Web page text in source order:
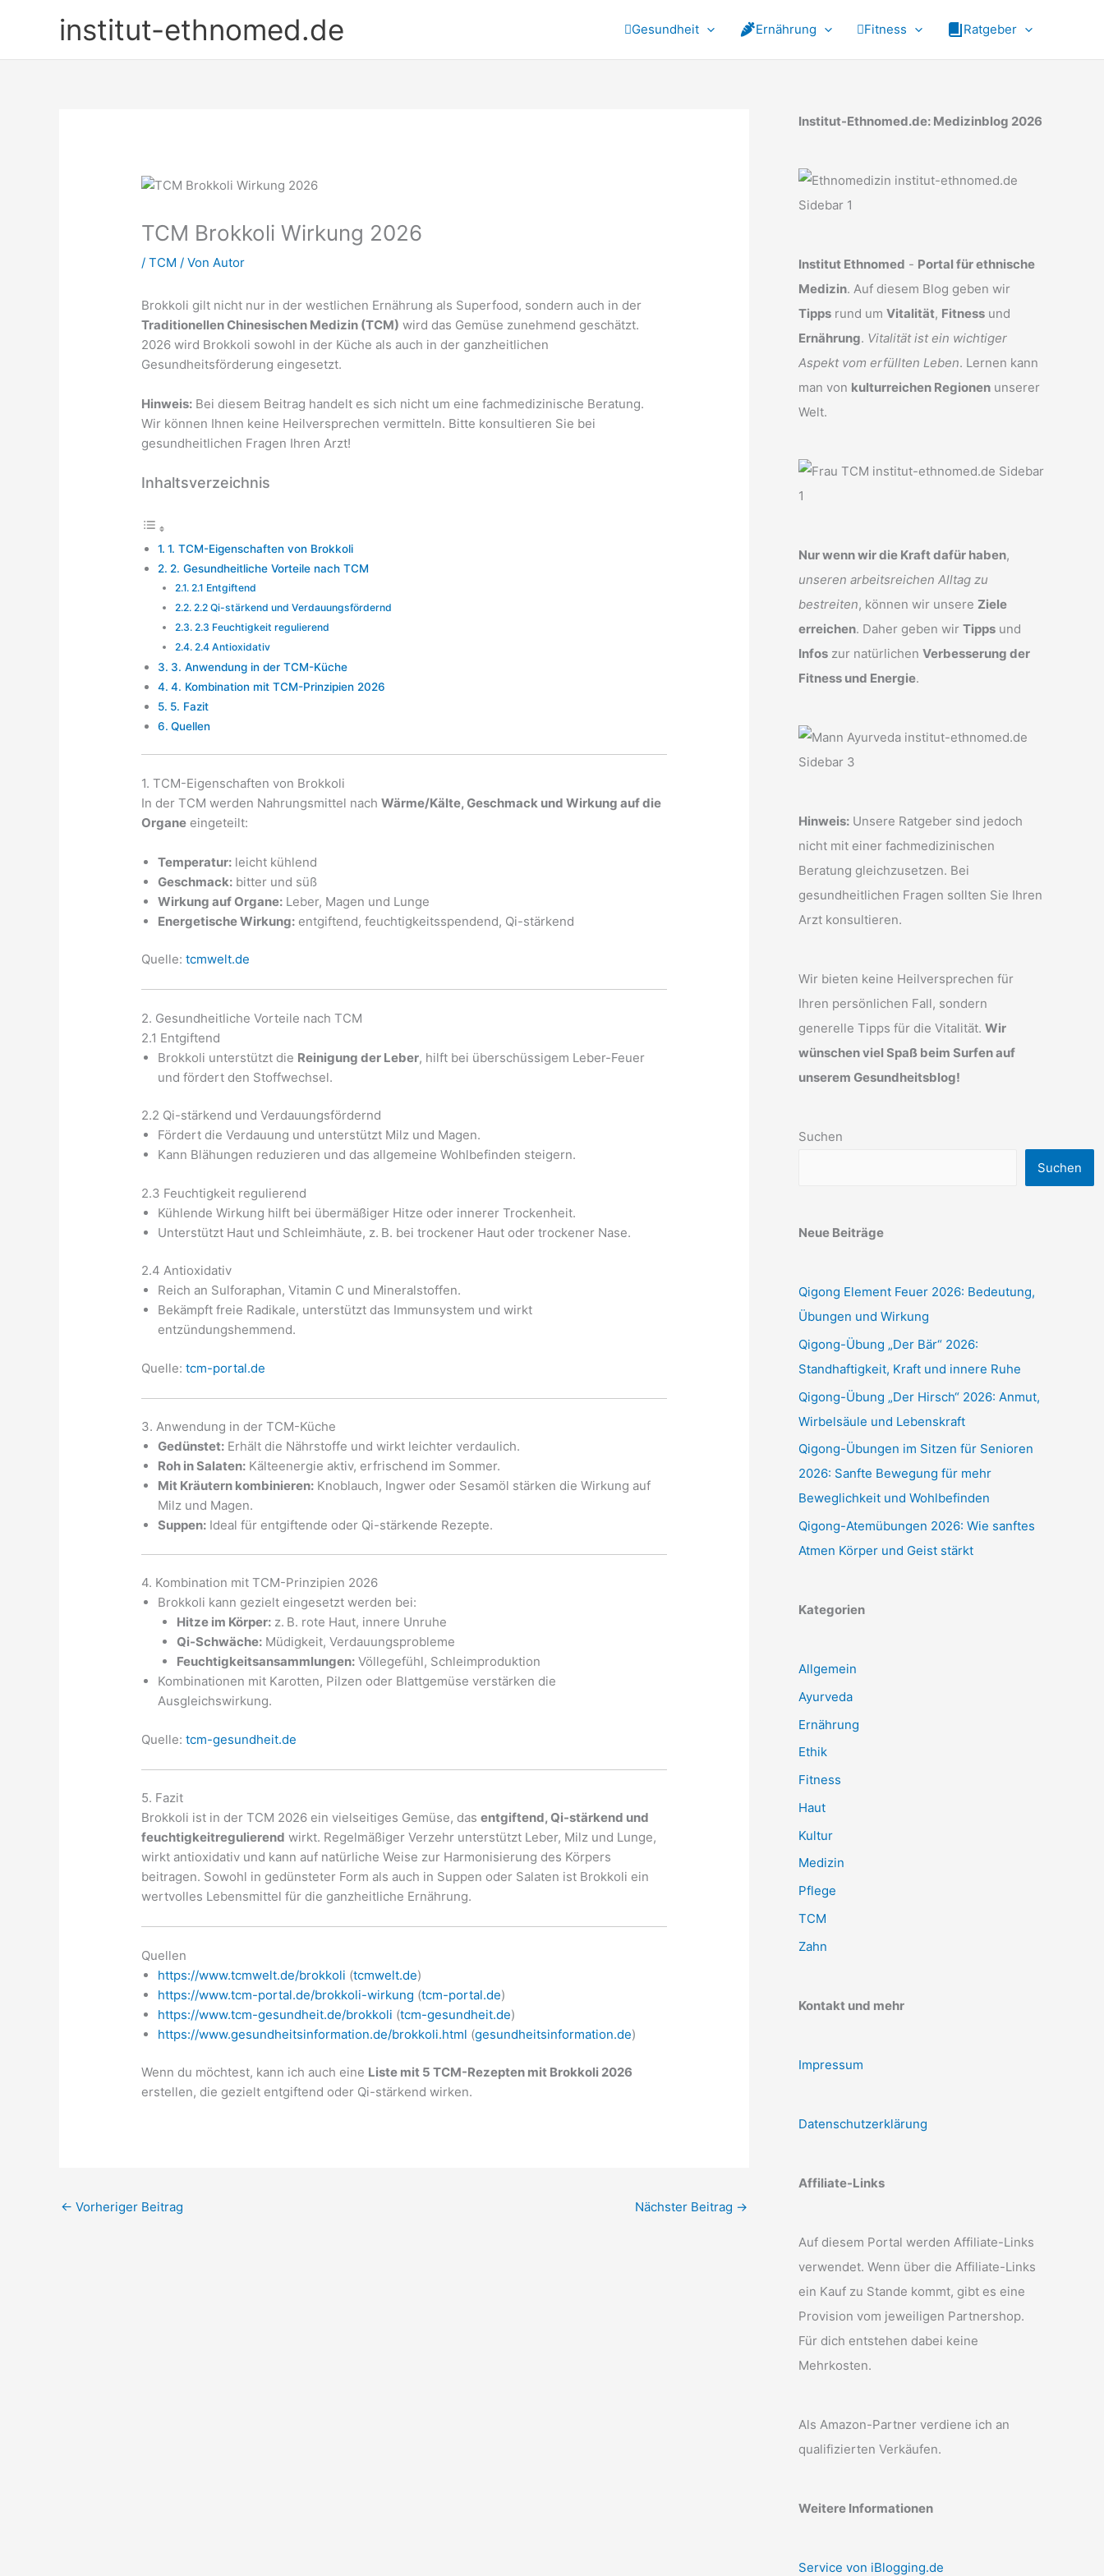
institut-ethnomed.de Gesundheit Ernährung Fitness Ratgeber
TCM Brokkoli Wirkung 2026
/TCM / VonAutor
Brokkoli gilt nicht nur in der westlichen Ernährung als Superfood, sondern auch in der
Traditionellen Chinesischen Medizin (TCM) wird das Gemüse zunehmend geschätzt.
2026 wird Brokkoli sowohl in der Küche als auch in der ganzheitlichen
Gesundheitsförderung eingesetzt.
Hinweis: Bei diesem Beitrag handelt es sich nicht um eine fachmedizinische Beratung.
Wir können Ihnen keine Heilversprechen vermitteln. Bitte konsultieren Sie bei
gesundheitlichen Fragen Ihren Arzt!
Inhaltsverzeichnis
1. TCM-Eigenschaften von Brokkoli
2. Gesundheitliche Vorteile nach TCM
2.1 Entgiftend
2.2 Qi-stärkend und Verdauungsfördernd
2.3 Feuchtigkeit regulierend
2.4 Antioxidativ
3. Anwendung in der TCM-Küche
4. Kombination mit TCM-Prinzipien 2026
5. Fazit
Quellen
1. TCM-Eigenschaften von Brokkoli
In der TCM werden Nahrungsmittel nachWärme/Kälte, Geschmack und Wirkung auf die
Organe eingeteilt:
Temperatur: leicht kühlend
Geschmack: bitter und süß
Wirkung auf Organe: Leber, Magen und Lunge
Energetische Wirkung: entgiftend, feuchtigkeitsspendend, Qi-stärkend
Quelle:tcmwelt.de
2. Gesundheitliche Vorteile nach TCM
2.1 Entgiftend
Brokkoli unterstützt die Reinigung der Leber, hilft bei überschüssigem Leber-Feuer
und fördert den Stoffwechsel.
2.2 Qi-stärkend und Verdauungsfördernd
Fördert die Verdauung und unterstützt Milz und Magen.
Kann Blähungen reduzieren und das allgemeine Wohlbefinden steigern.
2.3 Feuchtigkeit regulierend
Kühlende Wirkung hilft bei übermäßiger Hitze oder innerer Trockenheit.
Unterstützt Haut und Schleimhäute, z. B. bei trockener Haut oder trockener Nase.
2.4 Antioxidativ
Reich an Sulforaphan, Vitamin C und Mineralstoffen.
Bekämpft freie Radikale, unterstützt das Immunsystem und wirkt
entzündungshemmend.
Quelle:tcm-portal.de
3. Anwendung in der TCM-Küche
Gedünstet: Erhält die Nährstoffe und wirkt leichter verdaulich.
Roh in Salaten: Kälteenergie aktiv, erfrischend im Sommer.
Mit Kräutern kombinieren: Knoblauch, Ingwer oder Sesamöl stärken die Wirkung auf
Milz und Magen.
Suppen: Ideal für entgiftende oder Qi-stärkende Rezepte.
4. Kombination mit TCM-Prinzipien 2026
Brokkoli kann gezielt eingesetzt werden bei:
Hitze im Körper:z. B. rote Haut, innere Unruhe
Qi-Schwäche:Müdigkeit, Verdauungsprobleme
Feuchtigkeitsansammlungen:Völlegefühl, Schleimproduktion
Kombinationen mit Karotten, Pilzen oder Blattgemüse verstärken die
Ausgleichswirkung.
Quelle:tcm-gesundheit.de
5. Fazit
Brokkoli ist in der TCM 2026 ein vielseitiges Gemüse, dasentgiftend, Qi-stärkend und
feuchtigkeitregulierend wirkt. Regelmäßiger Verzehr unterstützt Leber, Milz und Lunge,
wirkt antioxidativ und kann auf natürliche Weise zur Harmonisierung des Körpers
beitragen. Sowohl in gedünsteter Form als auch in Suppen oder Salaten ist Brokkoli ein
wertvolles Lebensmittel für die ganzheitliche Ernährung.
Quellen
https://www.tcmwelt.de/brokkoli (tcmwelt.de)
https://www.tcm-portal.de/brokkoli-wirkung (tcm-portal.de)
https://www.tcm-gesundheit.de/brokkoli (tcm-gesundheit.de)
https://www.gesundheitsinformation.de/brokkoli.html (gesundheitsinformation.de)
Wenn du möchtest, kann ich auch eine Liste mit 5 TCM-Rezepten mit Brokkoli 2026
erstellen, die gezielt entgiftend oder Qi-stärkend wirken.
← Vorheriger Beitrag Nächster Beitrag →
Institut-Ethnomed.de: Medizinblog 2026
Institut Ethnomed - Portal für ethnische
Medizin. Auf diesem Blog geben wir
Tipps rund um Vitalität, Fitness und
Ernährung. Vitalität ist ein wichtiger
Aspekt vom erfüllten Leben. Lernen kann
man von kulturreichen Regionen unserer
Welt.
Nur wenn wir die Kraft dafür haben,
unseren arbeitsreichen Alltag zu
bestreiten, können wir unsere Ziele
erreichen. Daher geben wir Tipps und
Infos zur natürlichen Verbesserung der
Fitness und Energie.
Hinweis: Unsere Ratgeber sind jedoch
nicht mit einer fachmedizinischen
Beratung gleichzusetzen. Bei
gesundheitlichen Fragen sollten Sie Ihren
Arzt konsultieren.
Wir bieten keine Heilversprechen für
Ihren persönlichen Fall, sondern
generelle Tipps für die Vitalität. Wir
wünschen viel Spaß beim Surfen auf
unserem Gesundheitsblog!
Suchen
Suchen
Neue Beiträge
Qigong Element Feuer 2026: Bedeutung,
Übungen und Wirkung
Qigong-Übung „Der Bär“ 2026:
Standhaftigkeit, Kraft und innere Ruhe
Qigong-Übung „Der Hirsch“ 2026: Anmut,
Wirbelsäule und Lebenskraft
Qigong-Übungen im Sitzen für Senioren
2026: Sanfte Bewegung für mehr
Beweglichkeit und Wohlbefinden
Qigong-Atemübungen 2026: Wie sanftes
Atmen Körper und Geist stärkt
Kategorien
Allgemein
Ayurveda
Ernährung
Ethik
Fitness
Haut
Kultur
Medizin
Pflege
TCM
Zahn
Kontakt und mehr
Impressum
Datenschutzerklärung
Affiliate-Links
Auf diesem Portal werden Affiliate-Links
verwendet. Wenn über die Affiliate-Links
ein Kauf zu Stande kommt, gibt es eine
Provision vom jeweiligen Partnershop.
Für dich entstehen dabei keine
Mehrkosten.
Als Amazon-Partner verdiene ich an
qualifizierten Verkäufen.
Weitere Informationen
Service von iBlogging.de